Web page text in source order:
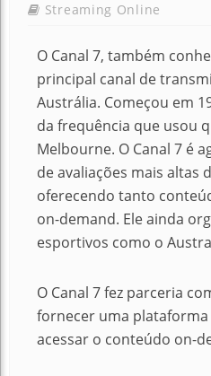
Streaming Online
O Canal 7, também
principal canal de
Austrália. Começou em
da frequência que usou
Melbourne. O Canal 7 é
de avaliações mais altas
oferecendo tanto
on-demand. Ele ainda
esportivos como o
O Canal 7 fez parceria
fornecer uma
acessar o conteúdo on-